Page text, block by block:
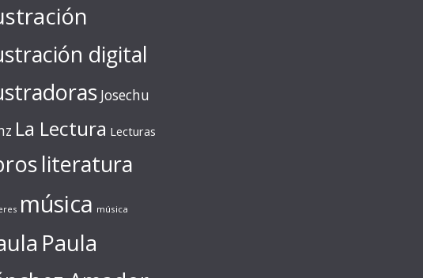
digital
Josechu
La Lectura Lecturas
literatura
música música
Paula